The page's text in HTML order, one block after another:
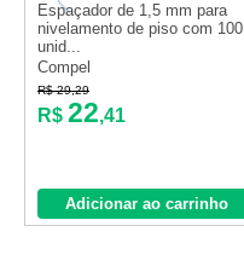
Espaçador de 1,5 mm para
nivelamento de piso com 100
unid...
Compel
R$ 29,29
R$ 22,41
Adicionar ao carrinho